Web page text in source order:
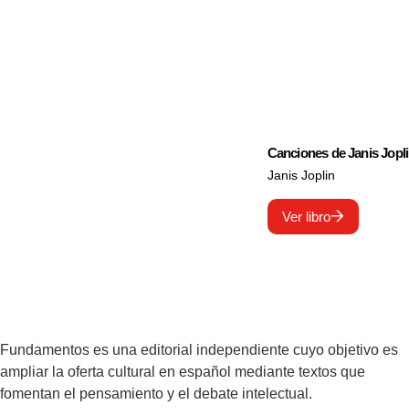
Canciones de Janis
Janis Joplin
Ver libro
Fundamentos es una editorial independiente cuyo objetivo es
ampliar la oferta cultural en español mediante textos que
fomentan el pensamiento y el debate intelectual.